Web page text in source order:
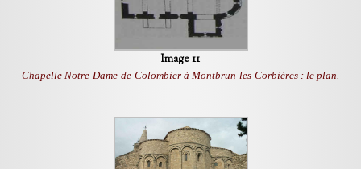
Image 11
Chapelle Notre-Dame-de-Colombier à Montbrun-les-Corbières : le plan.